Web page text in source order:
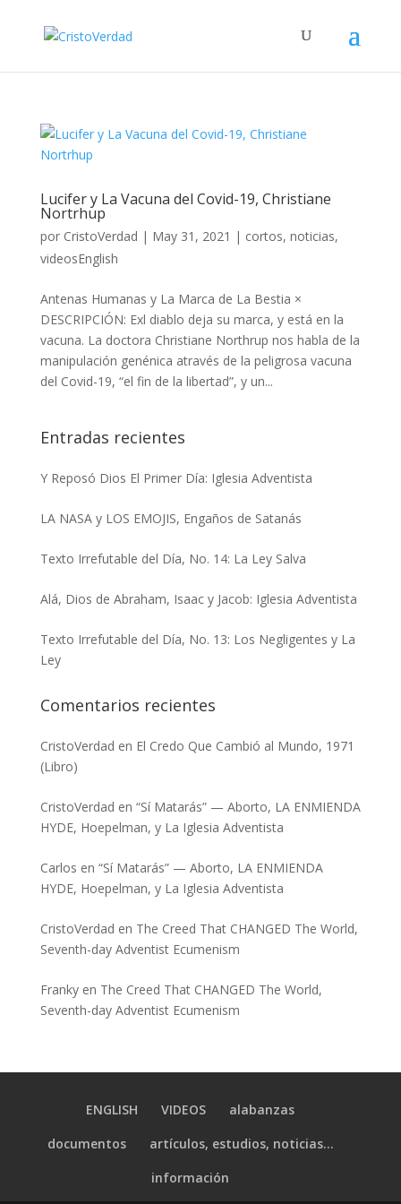
Lucifer y La Vacuna del Covid-19, Christiane
Nortrhup
por CristoVerdad | May 31, 2021 | cortos, noticias,
videosEnglish
Antenas Humanas y La Marca de La Bestia ×
DESCRIPCIÓN: Exl diablo deja su marca, y está en la
vacuna. La doctora Christiane Northrup nos habla de la
manipulación genénica através de la peligrosa vacuna
del Covid-19, “el fin de la libertad”, y un...
Entradas recientes
Y Reposó Dios El Primer Día: Iglesia Adventista
LA NASA y LOS EMOJIS, Engaños de Satanás
Texto Irrefutable del Día, No. 14: La Ley Salva
Alá, Dios de Abraham, Isaac y Jacob: Iglesia Adventista
Texto Irrefutable del Día, No. 13: Los Negligentes y La
Ley
Comentarios recientes
CristoVerdad en El Credo Que Cambió al Mundo, 1971
(Libro)
CristoVerdad en “Sí Matarás” — Aborto, LA ENMIENDA
HYDE, Hoepelman, y La Iglesia Adventista
Carlos en “Sí Matarás” — Aborto, LA ENMIENDA
HYDE, Hoepelman, y La Iglesia Adventista
CristoVerdad en The Creed That CHANGED The World,
Seventh-day Adventist Ecumenism
Frankyen The Creed That CHANGED The World,
Seventh-day Adventist Ecumenism
ENGLISH VIDEOS
alabanzas
documentos
artículos, estudios, noticias…
información